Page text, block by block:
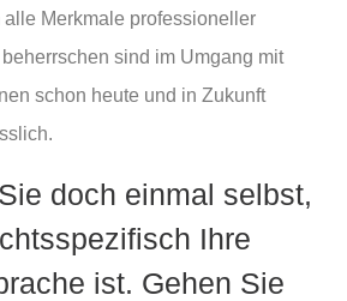
alle Merkmale professioneller
sind im Umgang mit
schon heute und in Zukunft
doch einmal selbst,
Ihre
ist. Gehen Sie